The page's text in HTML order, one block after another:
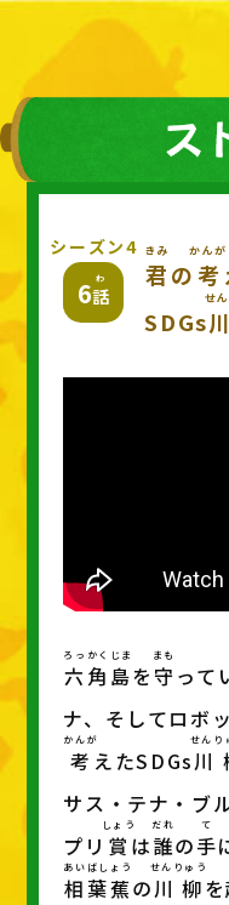
6話
わ 君
きみ
の考
かんが
SDGs
せ
六角島
ろっかくじま
を守
まも
って
ナ、そしてロボ
考
かんが
えたSDGs川
せんり
サス・テナ・ブ
プリ 賞
しょう
は誰
だれ
の手
て
相葉蕉
あいばしょう
の川柳
せんりゅう
を